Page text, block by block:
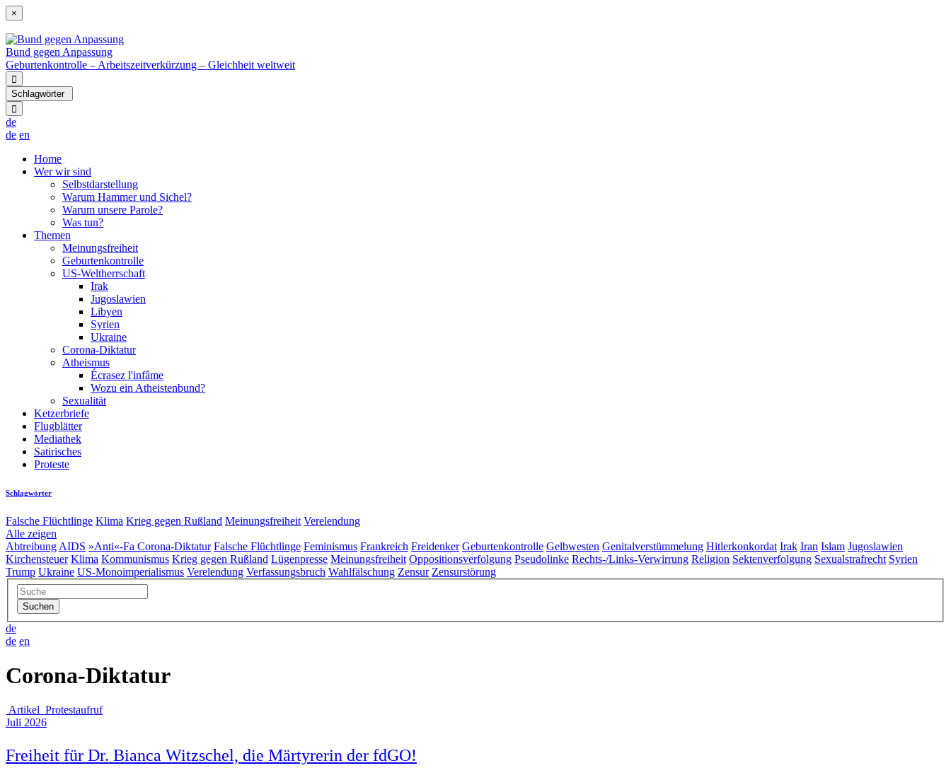
×
Bund gegen Anpassung
Geburtenkontrolle – Arbeitszeitverkürzung – Gleichheit weltweit
Schlagwörter
de
de en
Home
Wer wir sind
Selbstdarstellung
Warum Hammer und Sichel?
Warum unsere Parole?
Was tun?
Themen
Meinungsfreiheit
Geburtenkontrolle
US-Weltherrschaft
Irak
Jugoslawien
Libyen
Syrien
Ukraine
Corona-Diktatur
Atheismus
Écrasez l'infâme
Wozu ein Atheistenbund?
Sexualität
Ketzerbriefe
Flugblätter
Mediathek
Satirisches
Proteste
Schlagwörter
Falsche Flüchtlinge Klima Krieg gegen Rußland Meinungsfreiheit Verelendung
Alle zeigen
Abtreibung AIDS »Anti«-Fa Corona-Diktatur Falsche Flüchtlinge Feminismus Frankreich Freidenker Geburtenkontrolle Gelbwesten Genitalverstümmelung Hitlerkonkordat Irak Iran Islam Jugoslawien
Kirchensteuer Klima Kommunismus Krieg gegen Rußland Lügenpresse Meinungsfreiheit Oppositionsverfolgung Pseudolinke Rechts-/Links-Verwirrung Religion Sektenverfolgung Sexualstrafrecht Syrien
Trump Ukraine US-Monoimperialismus Verelendung Verfassungsbruch Wahlfälschung Zensur Zensurstörung
de
de en
Corona-Diktatur
Artikel Protestaufruf
Juli 2026
Freiheit für Dr. Bianca Witzschel, die Märtyrerin der fdGO!